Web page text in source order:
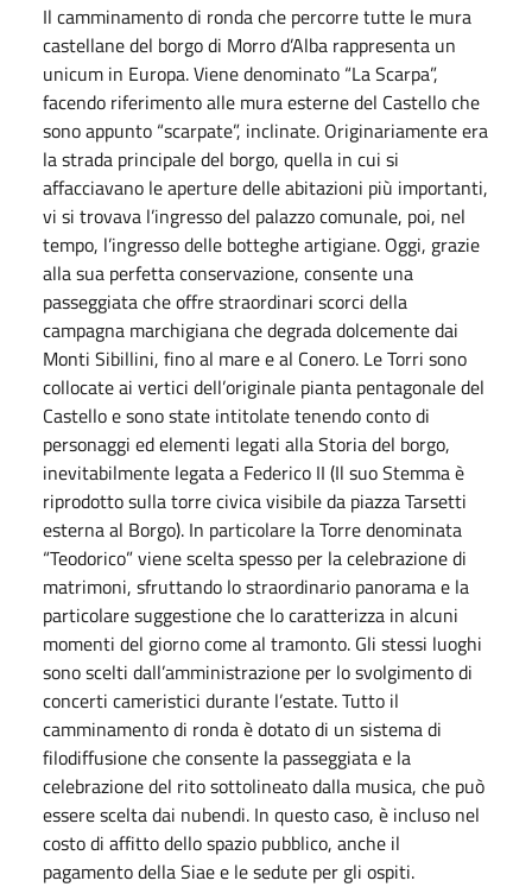
Il camminamento di ronda che percorre tutte le mura
castellane del borgo di Morro d’Alba rappresenta un
unicum in Europa. Viene denominato “La Scarpa”,
facendo riferimento alle mura esterne del Castello che
sono appunto “scarpate”, inclinate. Originariamente era
la strada principale del borgo, quella in cui si
affacciavano le aperture delle abitazioni più importanti,
vi si trovava l’ingresso del palazzo comunale, poi, nel
tempo, l’ingresso delle botteghe artigiane. Oggi, grazie
alla sua perfetta conservazione, consente una
passeggiata che offre straordinari scorci della
campagna marchigiana che degrada dolcemente dai
Monti Sibillini, fino al mare e al Conero. Le Torri sono
collocate ai vertici dell’originale pianta pentagonale del
Castello e sono state intitolate tenendo conto di
personaggi ed elementi legati alla Storia del borgo,
inevitabilmente legata a Federico II (Il suo Stemma è
riprodotto sulla torre civica visibile da piazza Tarsetti
esterna al Borgo). In particolare la Torre denominata
“Teodorico” viene scelta spesso per la celebrazione di
matrimoni, sfruttando lo straordinario panorama e la
particolare suggestione che lo caratterizza in alcuni
momenti del giorno come al tramonto. Gli stessi luoghi
sono scelti dall’amministrazione per lo svolgimento di
concerti cameristici durante l’estate. Tutto il
camminamento di ronda è dotato di un sistema di
filodiffusione che consente la passeggiata e la
celebrazione del rito sottolineato dalla musica, che può
essere scelta dai nubendi. In questo caso, è incluso nel
costo di affitto dello spazio pubblico, anche il
pagamento della Siae e le sedute per gli ospiti.